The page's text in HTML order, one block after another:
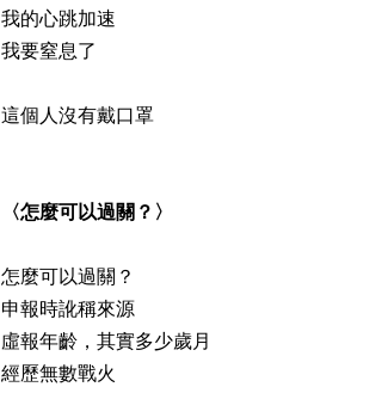
我的心跳加速
我要窒息了
這個人沒有戴口罩
〈怎麼可以過關？〉
怎麼可以過關？
申報時訛稱來源
虛報年齡，其實多少歲月
經歷無數戰火